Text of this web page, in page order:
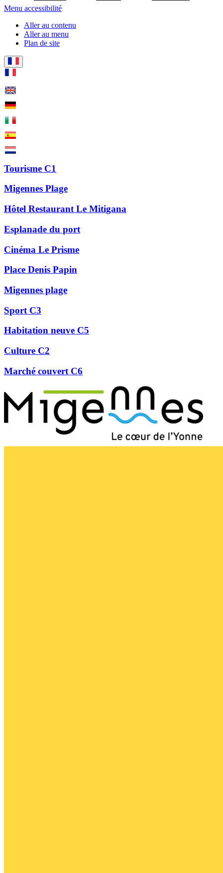
Menu accessibilité
Aller au contenu
Aller au menu
Plan de site
Tourisme C1
Migennes Plage
Hôtel Restaurant Le Mitigana
Esplanade du port
Cinéma Le Prisme
Place Denis Papin
Migennes plage
Sport C3
Habitation neuve C5
Culture C2
Marché couvert C6
Précédent
Suivant